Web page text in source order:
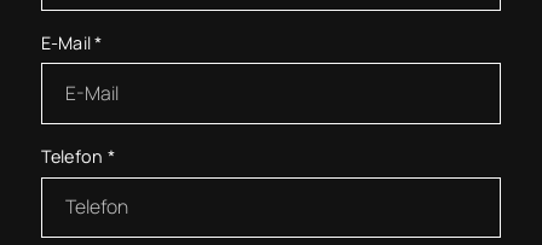
E-Mail*
Telefon *